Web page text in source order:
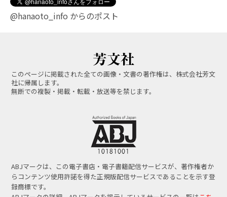
@hanaoto_info からのポスト
このページに掲載された全ての画像・文書の著作権は、株式会社芳文
社に帰属します。
無断での複製・掲載・転載・放送等を禁じます。
ABJマークは、この電子書店・電子書籍配信サービスが、著作権者か
らコンテンツ使用許諾を得た正規版配信サービスであることを示す登
録商標です。